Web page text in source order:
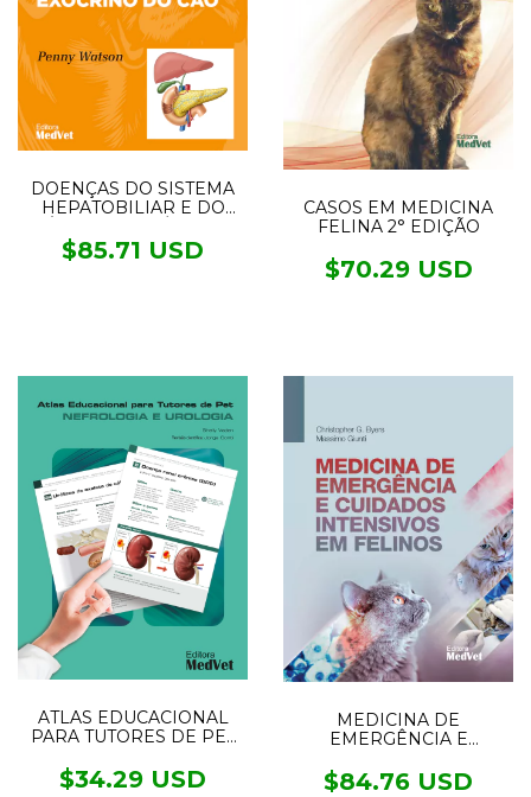
DOENÇAS DO SISTEMA
HEPATOBILIAR E DO
DO CÃO
$85.71 USD
CASOS EM MEDICINA
FELINA 2° EDIÇÃO
$70.29 USD
ATLAS EDUCACIONAL
PARA TUTORES DE PET
UROLOGIA
$34.29 USD
MEDICINA DE
EMERGÊNCIA E
EM FELINOS
$84.76 USD